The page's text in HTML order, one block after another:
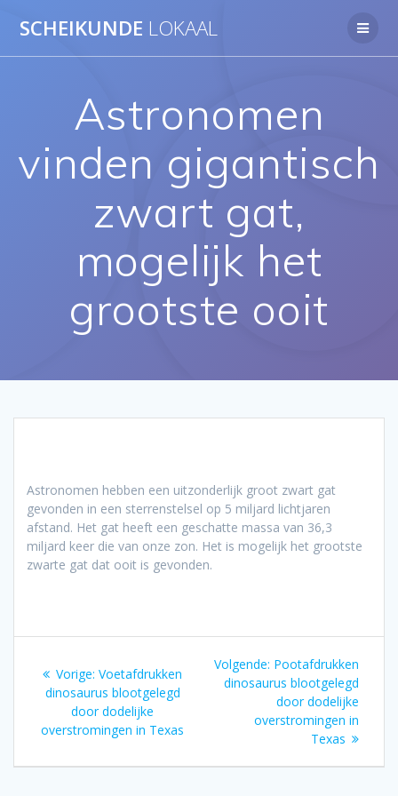
naar
SCHEIKUNDE LOKAAL
Astronomen
vinden gigantisch
zwart gat,
mogelijk het
grootste ooit
Astronomen hebben een uitzonderlijk groot zwart gat
gevonden in een sterrenstelsel op 5 miljard lichtjaren
afstand. Het gat heeft een geschatte massa van 36,3
miljard keer die van onze zon. Het is mogelijk het grootste
zwarte gat dat ooit is gevonden.
navigatie
Vorige: Vorig
bericht:
Voetafdrukken
dinosaurus blootgelegd
door dodelijke
overstromingen in Texas
Volgende: Volgend
bericht:
Pootafdrukken
dinosaurus blootgelegd
door dodelijke
overstromingen in
Texas